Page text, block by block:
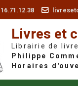
Livres et
Librairie de